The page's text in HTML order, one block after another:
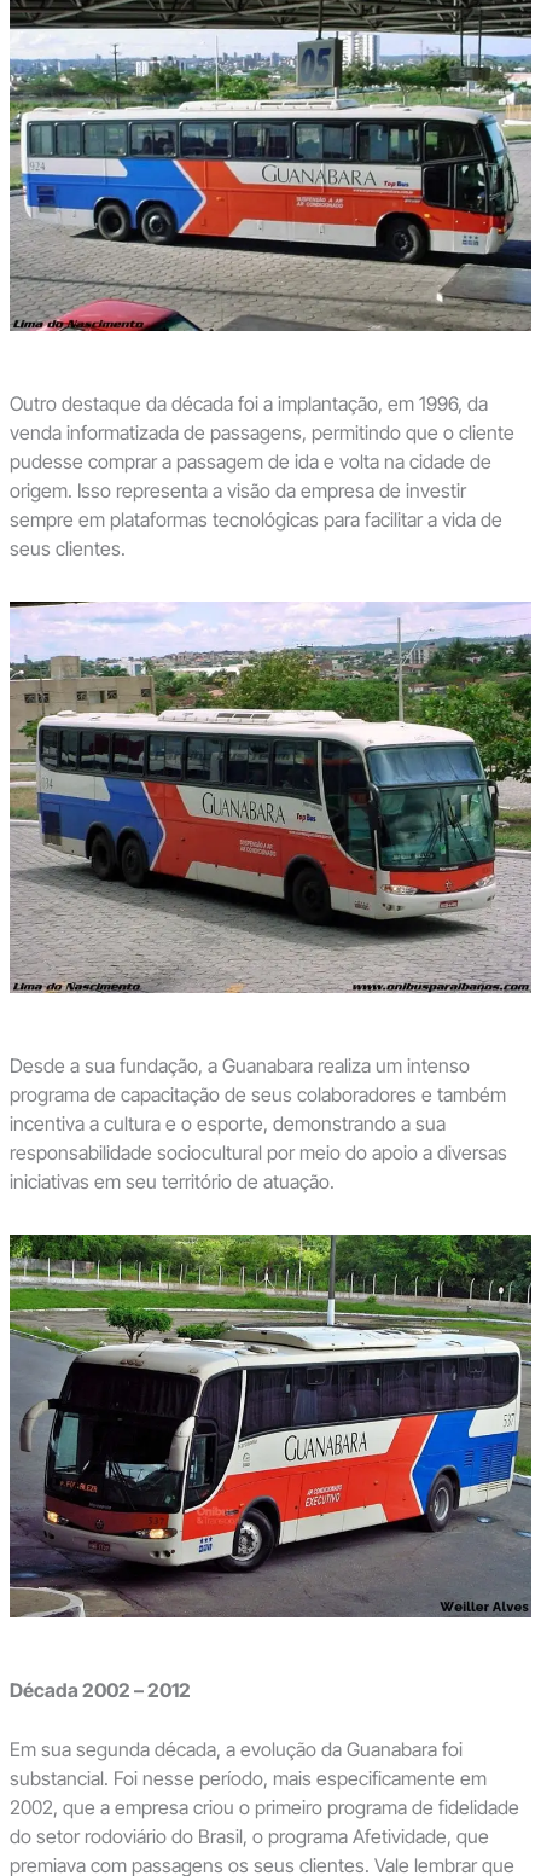
Outro destaque da década foi a implantação, em 1996, da
venda informatizada de passagens, permitindo que o cliente
pudesse comprar a passagem de ida e volta na cidade de
origem. Isso representa a visão da empresa de investir
sempre em plataformas tecnológicas para facilitar a vida de
seus clientes.
Desde a sua fundação, a Guanabara realiza um intenso
programa de capacitação de seus colaboradores e também
incentiva a cultura e o esporte, demonstrando a sua
responsabilidade sociocultural por meio do apoio a diversas
iniciativas em seu território de atuação.
Década 2002 – 2012
Em sua segunda década, a evolução da Guanabara foi
substancial. Foi nesse período, mais especificamente em
2002, que a empresa criou o primeiro programa de fidelidade
do setor rodoviário do Brasil, o programa Afetividade, que
premiava com passagens os seus clientes. Vale lembrar que